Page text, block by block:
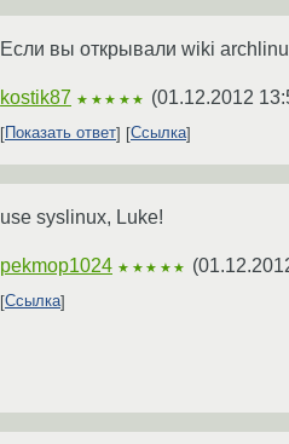
Если вы открывали wiki
kostik87 ★★★★★ (01.12.2012
Показать ответ Ссылка
use syslinux, Luke!
pekmop1024 ★★★★★ (
Ссылка